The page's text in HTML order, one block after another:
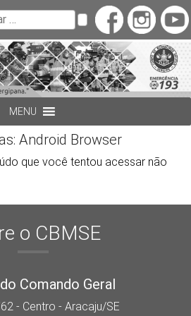
Buscar
MENU
Android Browser
que você tentou acessar não
o CBMSE
Comando Geral
- Centro - Aracaju/SE